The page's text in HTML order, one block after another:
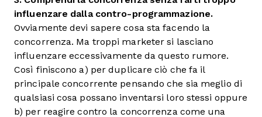
influenzare dalla contro-programmazione.
Ovviamente devi sapere cosa sta facendo la
concorrenza. Ma troppi marketer si lasciano
influenzare eccessivamente da questo rumore.
Così finiscono a) per duplicare ciò che fa il
principale concorrente pensando che sia meglio di
qualsiasi cosa possano inventarsi loro stessi oppure
b) per reagire contro la concorrenza come una